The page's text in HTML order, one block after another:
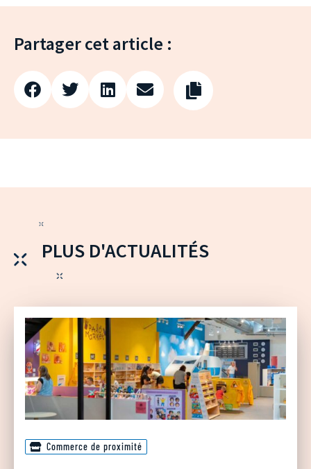
Partager cet article :
PLUS D'ACTUALITÉS
Commerce de proximité